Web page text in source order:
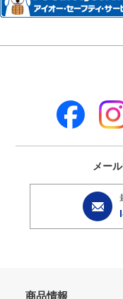
メー
商品情報